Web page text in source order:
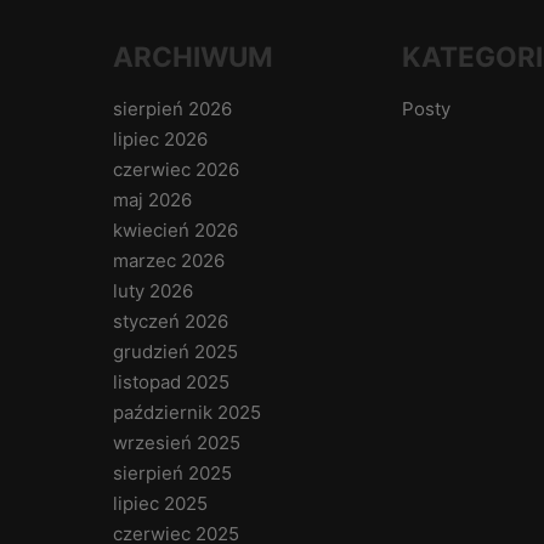
ARCHIWUM
sierpień 2026
lipiec 2026
czerwiec 2026
maj 2026
kwiecień 2026
marzec 2026
luty 2026
styczeń 2026
grudzień 2025
listopad 2025
październik 2025
wrzesień 2025
sierpień 2025
lipiec 2025
czerwiec 2025
Posty